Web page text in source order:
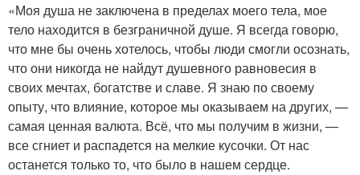
«Моя душа не заключена в пределах моего тела, мое
тело находится в безграничной душе. Я всегда говорю,
что мне бы очень хотелось, чтобы люди смогли осознать,
что они никогда не найдут душевного равновесия в
своих мечтах, богатстве и славе. Я знаю по своему
опыту, что влияние, которое мы оказываем на других, —
самая ценная валюта. Всё, что мы получим в жизни, —
все сгниет и распадется на мелкие кусочки. От нас
останется только то, что было в нашем сердце.